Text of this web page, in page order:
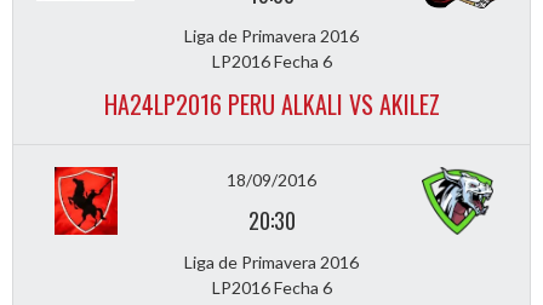
Liga de Primavera 2016
LP2016 Fecha 6
HA24LP2016 PERU ALKALI VS AKILEZ
18/09/2016
20:30
Liga de Primavera 2016
LP2016 Fecha 6